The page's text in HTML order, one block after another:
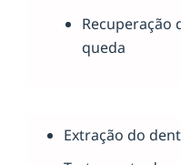
Recuperação
queda
Extração do